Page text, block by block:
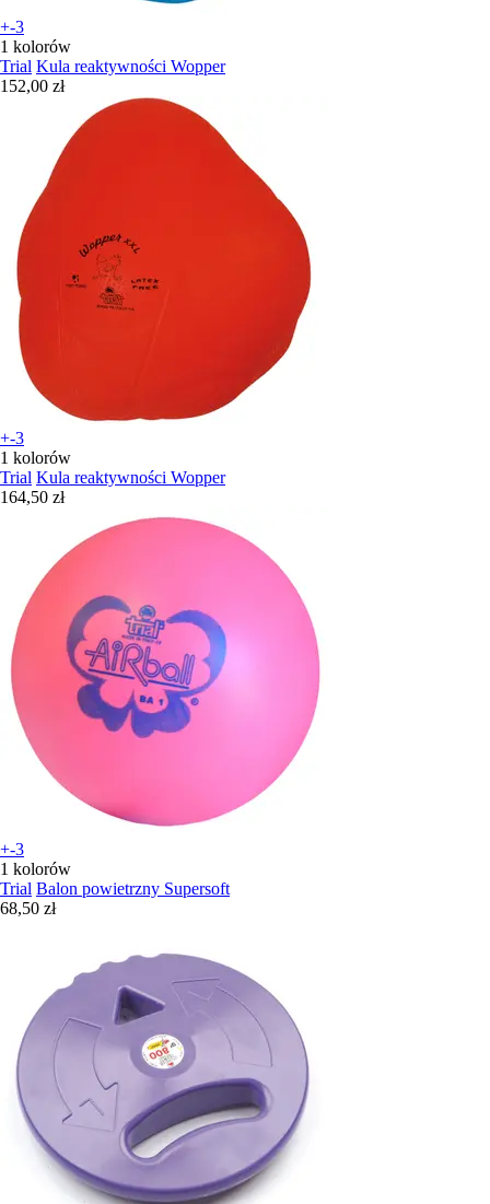
+-3
1 kolorów
Trial Kula reaktywności Wopper
152,00 zł
+-3
1 kolorów
Trial Kula reaktywności Wopper
164,50 zł
+-3
1 kolorów
Trial Balon powietrzny Supersoft
68,50 zł